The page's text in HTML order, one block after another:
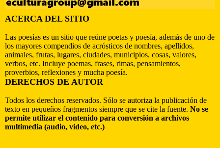
ACERCA DEL SITIO
Las poesías es un sitio que reúne poetas y poesía, además de uno de
los mayores compendios de acrósticos de nombres, apellidos,
animales, frutas, lugares, ciudades, municipios, cosas, valores,
verbos, etc. Incluye poemas, frases, rimas, pensamientos,
proverbios, reflexiones y mucha poesía.
DERECHOS DE AUTOR
Todos los derechos reservados. Sólo se autoriza la publicación de
texto en pequeños fragmentos siempre que se cite la fuente. No se
permite utilizar el contenido para conversión a archivos
multimedia (audio, video, etc.)